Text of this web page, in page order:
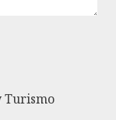
Turismo